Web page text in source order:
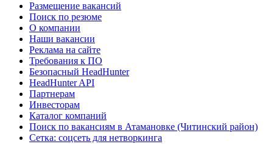
Размещение вакансий
Поиск по резюме
О компании
Наши вакансии
Реклама на сайте
Требования к ПО
Безопасный HeadHunter
HeadHunter API
Партнерам
Инвесторам
Каталог компаний
Поиск по вакансиям в Атамановке (Читинский район)
Сетка: соцсеть для нетворкинга